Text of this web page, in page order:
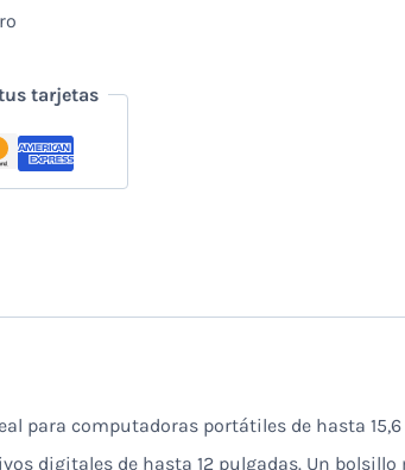
tarjetas
para computadoras portátiles de hasta
digitales de hasta 12 pulgadas. Un bolsillo